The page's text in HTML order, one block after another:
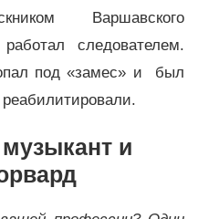
Варшавского
следователем.
под «замес» и был
и